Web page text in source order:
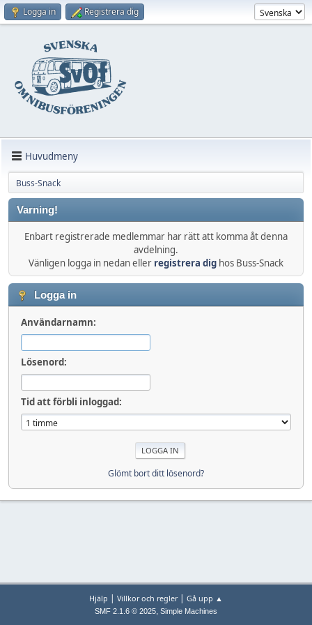
Logga in Registrera dig
Huvudmeny
Buss-Snack
Varning!
Enbart registrerade medlemmar har rätt att komma åt denna
avdelning.
Vänligen logga in nedan eller registrera dig hos Buss-Snack
Logga in
Användarnamn:
Lösenord:
Tid att förbli inloggad:
Glömt bort ditt lösenord?
Hjälp | Villkor och regler| Gå upp ▲
SMF 2.1.6 © 2025, Simple Machines